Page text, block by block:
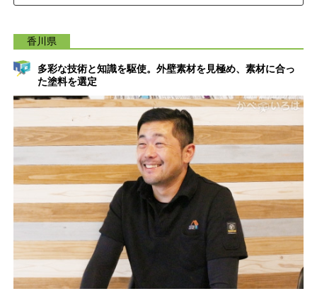
香川県
多彩な技術と知識を駆使。外壁素材を見極め、素材に合っ
た塗料を選定